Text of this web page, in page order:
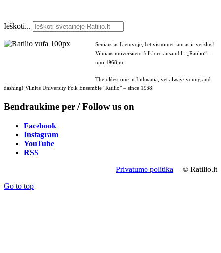
Ieškoti...
Seniausias Lietuvoje, bet visuomet jaunas ir veržlus!
Vilniaus universiteto folkloro ansamblis „Ratilio“ –
nuo 1968 m.
The oldest one in Lithuania, yet always young and
dashing! Vilnius University Folk Ensemble "Ratilio" – since 1968.
Bendraukime per / Follow us on
Facebook
Instagram
YouTube
RSS
Privatumo politika | © Ratilio.lt
Go to top